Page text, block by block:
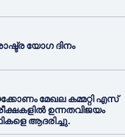
യോഗ ദിനം
മേഖല കമ്മറ്റി എസ്
ഉന്നതവിജയം
ആദരിച്ചു.